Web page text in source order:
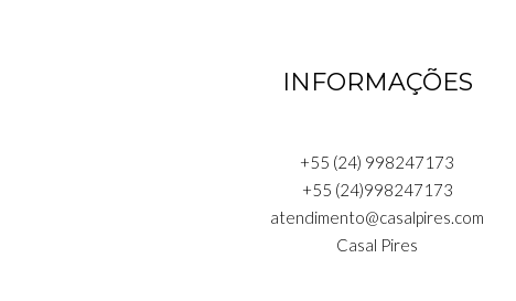
INFORMAÇÕES
+55 (24) 998247173
+55 (24)998247173
atendimento@casalpires.com
Casal Pires